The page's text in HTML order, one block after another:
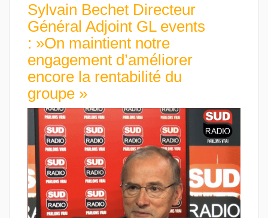
Sylvain Bechet Directeur
Général Adjoint GL events
: »On maintient notre
engagement d’améliorer
encore la rentabilité du
groupe »